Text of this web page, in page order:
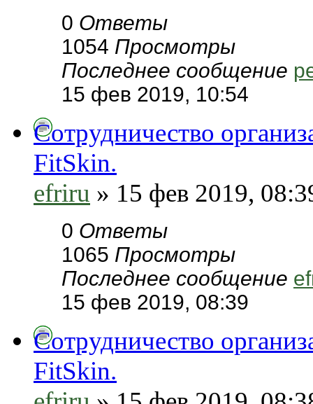
0 Ответы
1054 Просмотры
Последнее сообщение
15 фев 2019, 10:54
Сотрудничество
FitSkin.
efriru » 15 фев 2019,
0 Ответы
1065 Просмотры
Последнее сообщение
15 фев 2019, 08:39
Сотрудничество
FitSkin.